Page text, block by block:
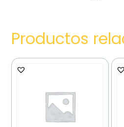
Productos